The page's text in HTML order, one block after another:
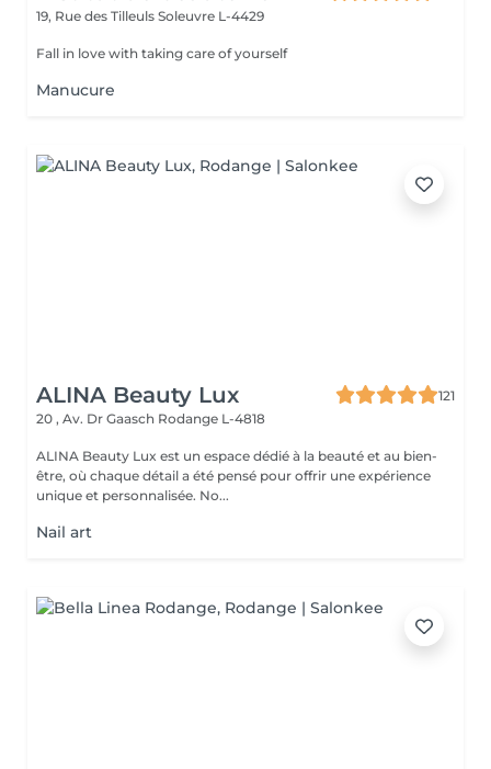
19, Rue des Tilleuls Soleuvre L-4429
Fall in love with taking care of yourself
Manucure
ALINA Beauty Lux
121
20 , Av. Dr Gaasch Rodange L-4818
ALINA Beauty Lux est un espace dédié à la beauté et au bien-
être, où chaque détail a été pensé pour offrir une expérience
unique et personnalisée. No...
Nail art